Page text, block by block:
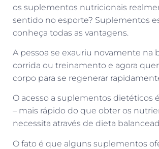
os suplementos nutricionais
sentido no esporte? Suplementos
conheça todas as vantagens.
A pessoa se exauriu novamente na
corrida ou treinamento e agora
corpo para se regenerar
O acesso a suplementos dietéticos
– mais rápido do que obter os
necessita através de dieta
O fato é que alguns suplementos